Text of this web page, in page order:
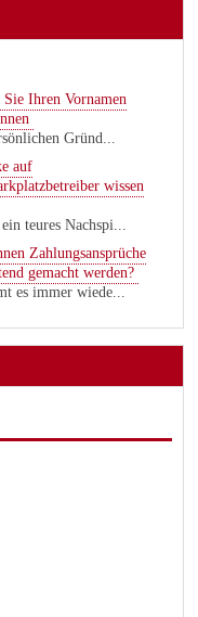
Ihren Vornamen
Gründ...
auf
wissen
teures Nachspi...
Zahlungsansprüche
gemacht werden?
es immer wiede...